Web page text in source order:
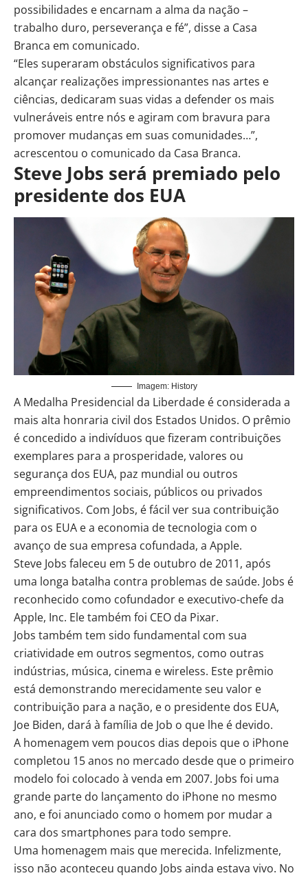
possibilidades e encarnam a alma da nação –
trabalho duro, perseverança e fé”, disse a Casa
Branca em comunicado.
“Eles superaram obstáculos significativos para
alcançar realizações impressionantes nas artes e
ciências, dedicaram suas vidas a defender os mais
vulneráveis entre nós e agiram com bravura para
promover mudanças em suas comunidades…”,
acrescentou o comunicado da Casa Branca.
Steve Jobs será premiado pelo
presidente dos EUA
Imagem: History
A Medalha Presidencial da Liberdade é considerada a
mais alta honraria civil dos Estados Unidos. O prêmio
é concedido a indivíduos que fizeram contribuições
exemplares para a prosperidade, valores ou
segurança dos EUA, paz mundial ou outros
empreendimentos sociais, públicos ou privados
significativos. Com Jobs, é fácil ver sua contribuição
para os EUA e a economia de tecnologia com o
avanço de sua empresa cofundada, a Apple.
Steve Jobs faleceu em 5 de outubro de 2011, após
uma longa batalha contra problemas de saúde. Jobs é
reconhecido como cofundador e executivo-chefe da
Apple, Inc. Ele também foi CEO da Pixar.
Jobs também tem sido fundamental com sua
criatividade em outros segmentos, como outras
indústrias, música, cinema e wireless. Este prêmio
está demonstrando merecidamente seu valor e
contribuição para a nação, e o presidente dos EUA,
Joe Biden, dará à família de Job o que lhe é devido.
A homenagem vem poucos dias depois que o iPhone
completou 15 anos no mercado desde que o primeiro
modelo foi colocado à venda em 2007. Jobs foi uma
grande parte do lançamento do iPhone no mesmo
ano, e foi anunciado como o homem por mudar a
cara dos smartphones para todo sempre.
Uma homenagem mais que merecida. Infelizmente,
isso não aconteceu quando Jobs ainda estava vivo. No